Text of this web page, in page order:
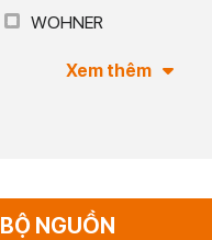
WOHNER
Xem thêm
BỘ NGUỒN